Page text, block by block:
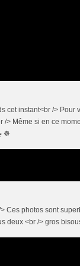
cet instant<br />
Même si en ce
VOTRE amie Dany <br /> ☸ڿڰۣ ☸ڿڰۣ ☸ڿڰۣ☸ڿڰۣ☸ڿڰۣ☸ڿڰۣ ☸ڿڰۣ ☸
Ces photos sont
deux <br /> gros